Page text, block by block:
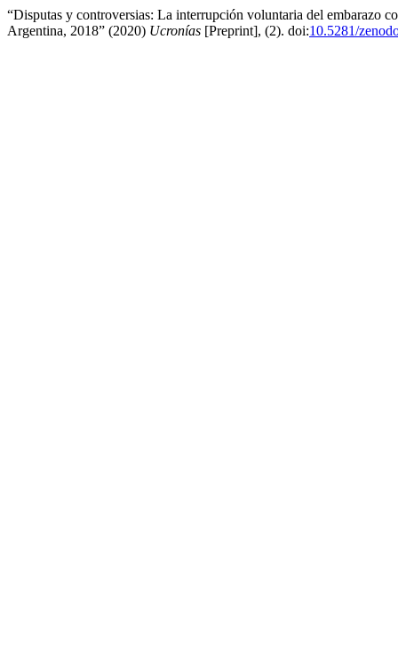
“Disputas y controversias: La interrupción voluntaria del embarazo
Argentina, 2018” (2020) Ucronías [Preprint], (2). doi:10.5281/